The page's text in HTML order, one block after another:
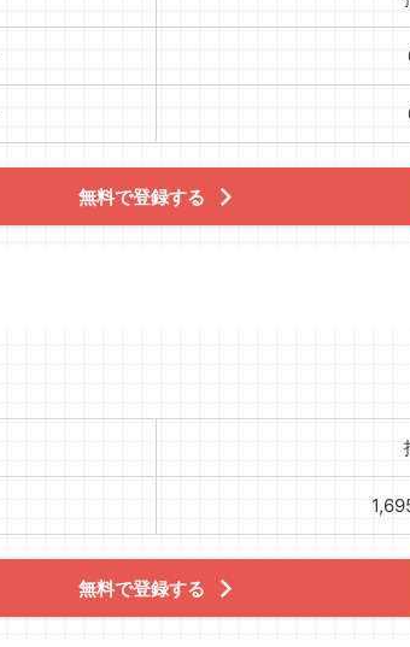
無料で登録する
無料で登録する